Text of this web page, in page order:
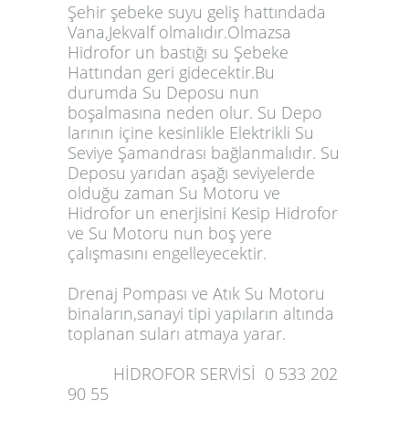
Şehir şebeke suyu geliş hattındada
Vana,Jekvalf olmalıdır.Olmazsa
Hidrofor un bastığı su Şebeke
Hattından geri gidecektir.Bu
durumda Su Deposu nun
boşalmasına neden olur. Su Depo
larının içine kesinlikle Elektrikli Su
Seviye Şamandrası bağlanmalıdır. Su
Deposu yarıdan aşağı seviyelerde
olduğu zaman Su Motoru ve
Hidrofor un enerjisini Kesip Hidrofor
ve Su Motoru nun boş yere
çalışmasını engelleyecektir.
Drenaj Pompası ve Atık Su Motoru
binaların,sanayi tipi yapıların altında
toplanan suları atmaya yarar.
HİDROFOR SERVİSİ 0 533 202
90 55